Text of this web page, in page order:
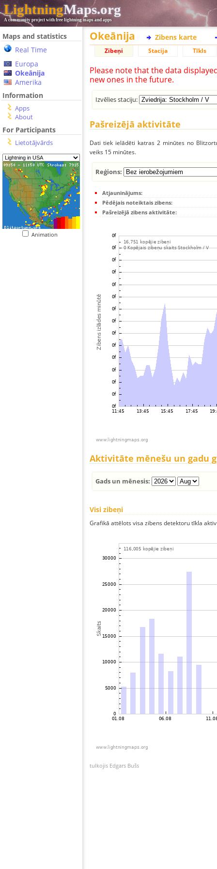
LightningMaps.org
A community project with free lightning maps and apps
Maps and statistics
Real Time
Europa
Okeānija
Amerika
Information
Apps
About
For Participants
Lietotājvārds
Animation
Okeānija Zibens karte
Zibeņi Stacija Tīkls
Please note that the data
new ones in the future.
Izvēlies staciju:
Pašreizējā aktivitāte
Dati tiek ielādēti katras 2 minūtes no
veiks 15 minūtes.
Reģions:
Atjauninājums:
Pēdējais noteiktais zibens:
Pašreizējā zibens aktivitāte:
Aktivitāte mēnešu un gadu
Gads un mēnesis:
Visi zibeņi
Grafikā attēlots visa zibens detektoru tīkla
tulkojis Edgars Bušs